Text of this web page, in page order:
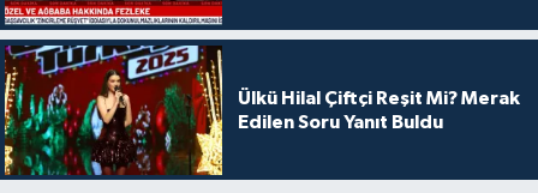
Ülkü Hilal Çiftçi Reşit Mi? Merak
Edilen Soru Yanıt Buldu